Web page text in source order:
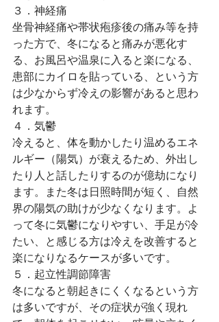
３．神経痛
坐骨神経痛や帯状疱疹後の痛み等を持
った方で、冬になると痛みが悪化す
る、お風呂や温泉に入ると楽になる、
患部にカイロを貼っている、という方
は少なからず冷えの影響があると思わ
れます。
４．気鬱
冷えると、体を動かしたり温めるエネ
ルギー（陽気）が衰えるため、外出し
たり人と話したりするのが億劫になり
ます。また冬は日照時間が短く、自然
界の陽気の助けが少なくなります。よ
って冬に気鬱になりやすい、手足が冷
たい、と感じる方は冷えを改善すると
楽になりなるケースが多いです。
５．起立性調節障害
冬になると朝起きにくくなるという方
は多いですが、その症状が強く現れ